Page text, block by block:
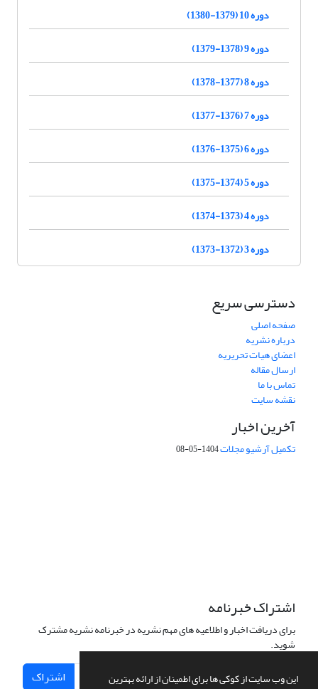
این وب سایت از کوکی ها برای اطمینان از ارائه بهترین
دوره 10 (1379-1380)
دوره 9 (1378-1379)
دوره 8 (1377-1378)
دوره 7 (1376-1377)
دوره 6 (1375-1376)
دوره 5 (1374-1375)
دوره 4 (1373-1374)
دوره 3 (1372-1373)
دسترسی سریع
صفحه اصلی
درباره نشریه
اعضای هیات تحریریه
ارسال مقاله
تماس با ما
نقشه سایت
آخرین اخبار
تکمیل آرشیو مجلات1404-05-08
اشتراک خبرنامه
برای دریافت اخبار و اطلاعیه های مهم نشریه در خبرنامه نشریه مشترک
شوید.
اشتراک